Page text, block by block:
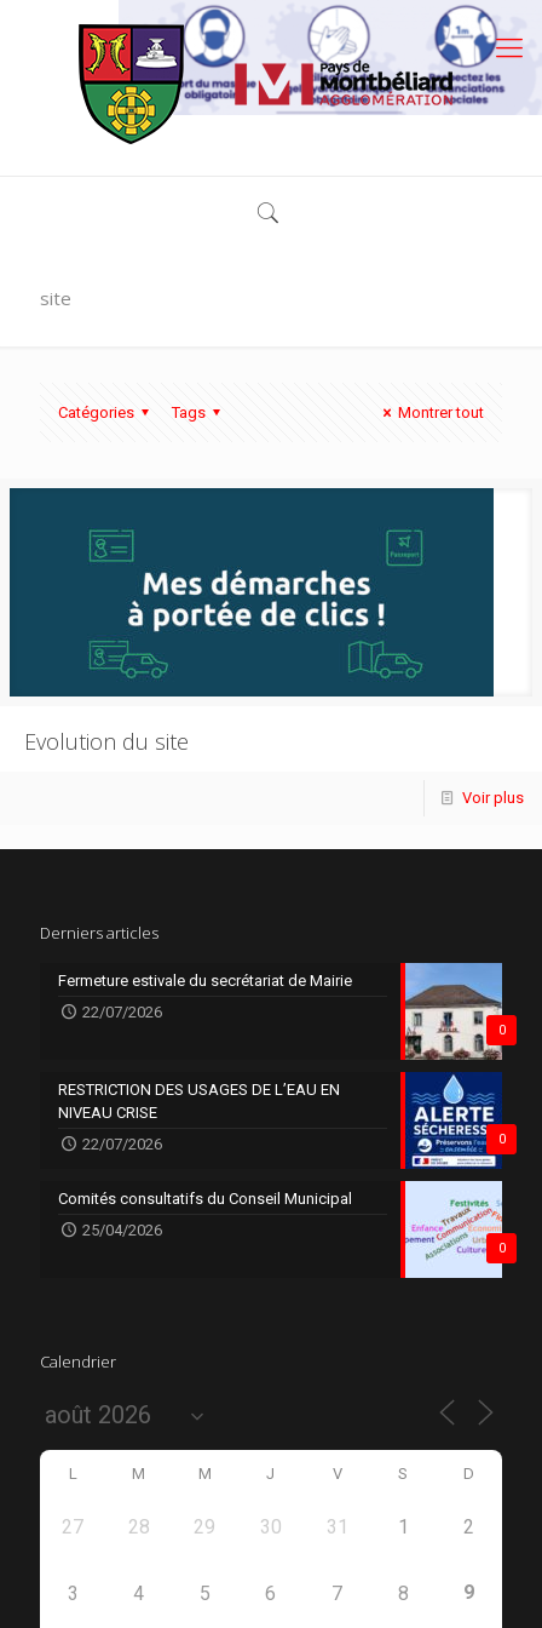
site
Catégories Tags Montrer tout
Evolution du site
Voir plus
Derniers articles
0
Fermeture estivale du secrétariat de Mairie
22/07/2026
0
RESTRICTION DES USAGES DE L’EAU EN
NIVEAU CRISE
22/07/2026
0
Comités consultatifs du Conseil Municipal
25/04/2026
Calendrier
L M M J V S D
27 28 29 30 31 1 2
3 4 5 6 7 8 9